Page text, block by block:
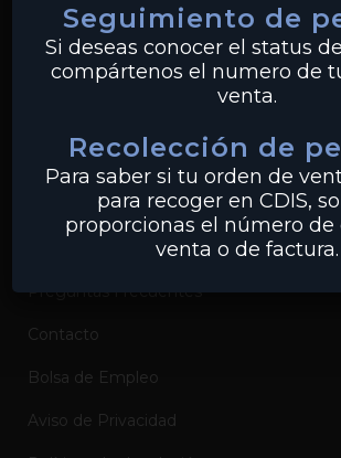
Conexiones
Sobre Industrias Miller
Certificados de Productos
Catálogos de Productos
Preguntas Frecuentes
Contacto
Bolsa de Empleo
Aviso de Privacidad
Seguimiento de
Si deseas conocer el status
compártenos el numero de
venta.
Recolección de
Para saber si tu orden de
para recoger en CDIS,
proporcionas el número de
venta o de factura.